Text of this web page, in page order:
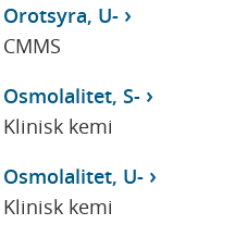
Orotsyra, U-
CMMS
Osmolalitet, S-
Klinisk kemi
Osmolalitet, U-
Klinisk kemi